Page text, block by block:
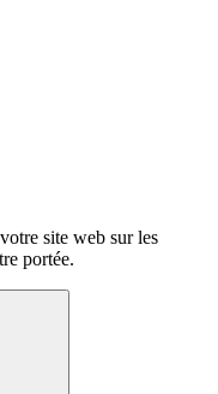
site web sur les
portée.